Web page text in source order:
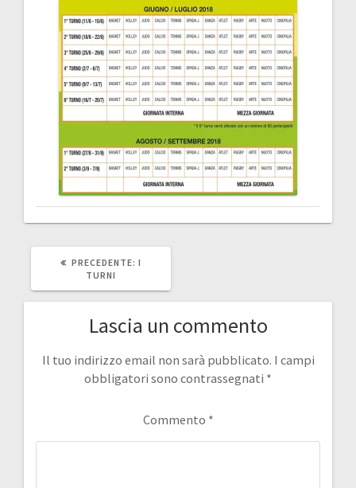
PRECEDENTE: ARTICOLO
I
TURNI
Lascia un commento
Il tuo indirizzo email non sarà pubblicato. I campi
obbligatori sono contrassegnati *
Commento *